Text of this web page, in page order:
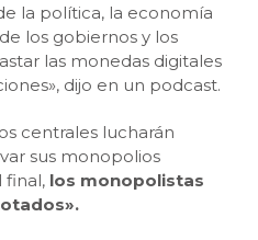
la política, la economía
los gobiernos y los
las monedas digitales
dijo en un podcast.
centrales lucharán
sus monopolios
final, los monopolistas